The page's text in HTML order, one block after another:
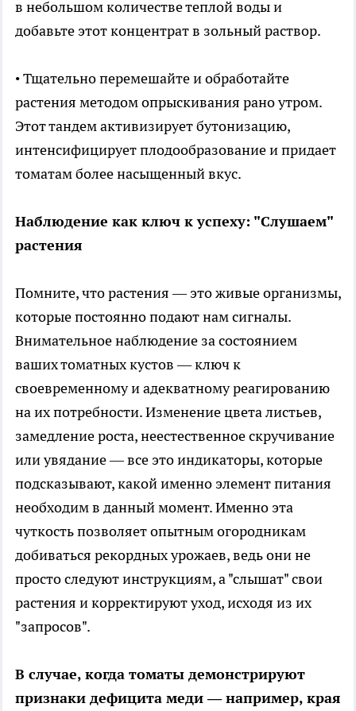
в небольшом количестве теплой воды и
добавьте этот концентрат в зольный раствор.
• Тщательно перемешайте и обработайте
растения методом опрыскивания рано утром.
Этот тандем активизирует бутонизацию,
интенсифицирует плодообразование и придает
томатам более насыщенный вкус.
Наблюдение как ключ к успеху: "Слушаем"
растения
Помните, что растения — это живые организмы,
которые постоянно подают нам сигналы.
Внимательное наблюдение за состоянием
ваших томатных кустов — ключ к
своевременному и адекватному реагированию
на их потребности. Изменение цвета листьев,
замедление роста, неестественное скручивание
или увядание — все это индикаторы, которые
подсказывают, какой именно элемент питания
необходим в данный момент. Именно эта
чуткость позволяет опытным огородникам
добиваться рекордных урожаев, ведь они не
просто следуют инструкциям, а "слышат" свои
растения и корректируют уход, исходя из их
"запросов".
В случае, когда томаты демонстрируют
признаки дефицита меди — например, края